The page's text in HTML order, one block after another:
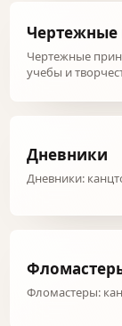
Чертежные
Чертежные
учебы и
Дневники
Дневники:
Фломастеры: